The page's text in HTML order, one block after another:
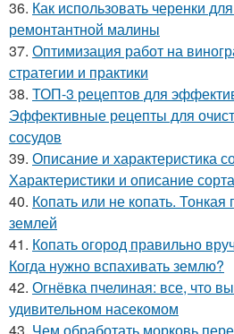
36. Как использовать черенки
ремонтантной малины
37. Оптимизация работ на
стратегии и практики
38. ТОП-3 рецептов для
Эффективные рецепты для
сосудов
39. Описание и характеристика
Характеристики и описание сорта
40. Копать или не копать.
землей
41. Копать огород правильно
Когда нужно вспахивать землю?
42. Огнёвка пчелиная: все, что
удивительном насекомом
43. Чем обработать морковь